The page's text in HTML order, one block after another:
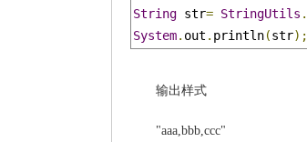
String str= StringUtils .
System. out . println(str);
输出样式
"aaa,bbb,ccc"